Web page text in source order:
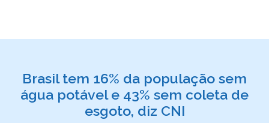
Brasil tem 16% da população sem
água potável e 43% sem coleta de
esgoto, diz CNI